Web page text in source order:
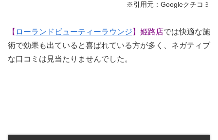
※引用元：Googleクチコミ
【 ローランドビューティーラウンジ 】姫路店では快適な施
術で効果も出ていると喜ばれている方が多く、ネガティブ
な口コミは見当たりませんでした。